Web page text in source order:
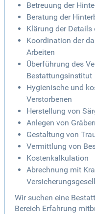
Betreuung der
Beratung der
Klärung der Details
Koordination der
Arbeiten
Überführung des
Bestattungsinstitut
Hygienische und
Verstorbenen
Herstellung von
Anlegen von
Gestaltung von
Vermittlung von
Kostenkalkulation
Abrechnung mit
Wir suchen eine
Bereich Erfahrung